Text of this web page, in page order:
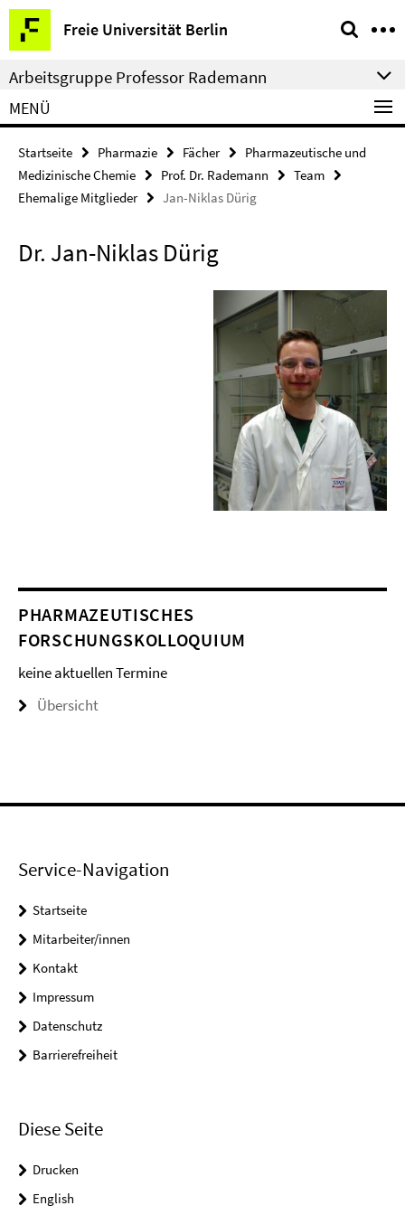
Springe
direkt
zu
Inhalt
Freie Universität Berlin
Service-
Navigation
Arbeitsgruppe Professor Rademann
MENÜ
Startseite Pharmazie Fächer
Pharmazeutische und
Medizinische Chemie
Prof. Dr. Rademann
Team
Ehemalige Mitglieder
Jan-Niklas Dürig
Dr. Jan-Niklas Dürig
PHARMAZEUTISCHES
FORSCHUNGSKOLLOQUIUM
keine aktuellen Termine
Übersicht
Service-Navigation
Startseite
Mitarbeiter/innen
Kontakt
Impressum
Datenschutz
Barrierefreiheit
Diese Seite
Drucken
English